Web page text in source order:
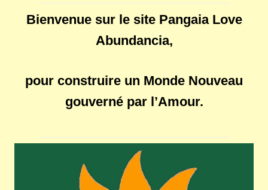
Bienvenue sur le site Pangaia Love
Abundancia,
pour construire un Monde Nouveau
gouverné par l’Amour.